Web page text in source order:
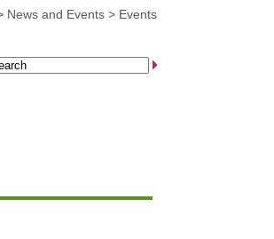
News and Events > Events